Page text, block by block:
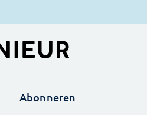
Abonneren